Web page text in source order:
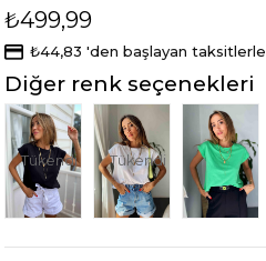
₺499,99
₺44,83 'den başlayan taksitlerle
Diğer renk seçenekleri
Tükendi Tükendi